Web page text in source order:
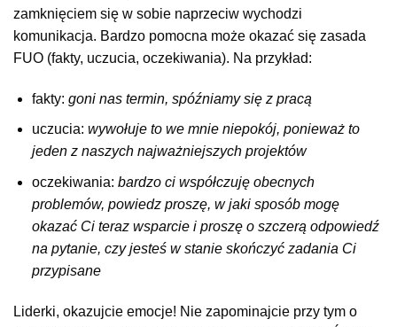
zamknięciem się w sobie naprzeciw wychodzi
komunikacja. Bardzo pomocna może okazać się zasada
FUO (fakty, uczucia, oczekiwania). Na przykład:
fakty: goni nas termin, spóźniamy się z pracą
uczucia: wywołuje to we mnie niepokój, ponieważ to
jeden z naszych najważniejszych projektów
oczekiwania: bardzo ci współczuję obecnych
problemów, powiedz proszę, w jaki sposób mogę
okazać Ci teraz wsparcie i proszę o szczerą odpowiedź
na pytanie, czy jesteś w stanie skończyć zadania Ci
przypisane
Liderki, okazujcie emocje! Nie zapominajcie przy tym o